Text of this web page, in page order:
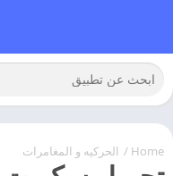
Home
/ الحركيه و المغامرات